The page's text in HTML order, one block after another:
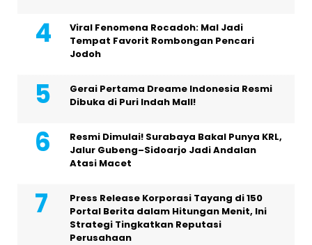
Viral Fenomena Rocadoh: Mal Jadi
Tempat Favorit Rombongan Pencari
Jodoh
Gerai Pertama Dreame Indonesia Resmi
Dibuka di Puri Indah Mall!
Resmi Dimulai! Surabaya Bakal Punya KRL,
Jalur Gubeng–Sidoarjo Jadi Andalan
Atasi Macet
Press Release Korporasi Tayang di 150
Portal Berita dalam Hitungan Menit, Ini
Strategi Tingkatkan Reputasi
Perusahaan